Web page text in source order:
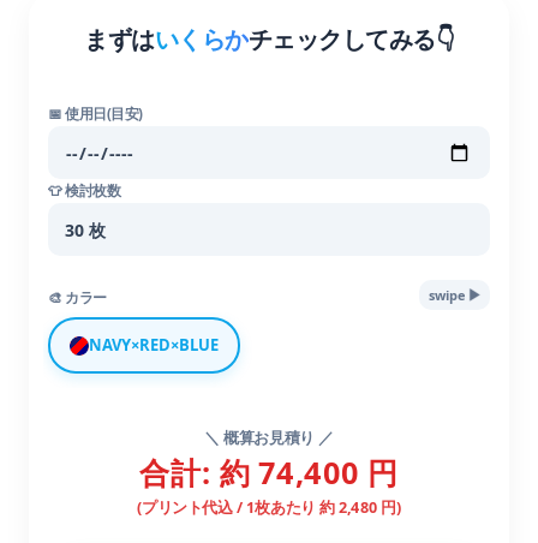
まずはいくらかチェックしてみる👇
📅 使用日(目安)
👕 検討枚数
🎨 カラー swipe ▶︎
NAVY×RED×BLUE
＼ 概算お見積り ／
合計: 約 74,400 円
(プリント代込 / 1枚あたり 約 2,480 円)